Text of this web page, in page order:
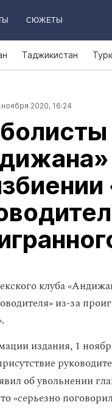
СЮЖЕТЫ
Таджикистан
ноября 2020, 16:24
клуба
из-за
издания, 1
об увольнении
«серьезно